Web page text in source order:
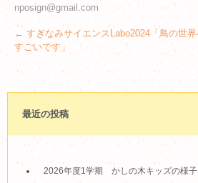
nposign@gmail.com
← すぎなみサイエンスLabo2024「鳥の世
すごいです」
最近の投稿
2026年度1学期 かしの木キッズの様子